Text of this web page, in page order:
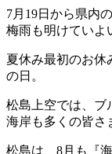
7月19日から県内
梅雨も明けていよ
夏休み最初のお休
の日。
松島上空では、ブ
海岸も多くの皆さ
松島は、8月も『